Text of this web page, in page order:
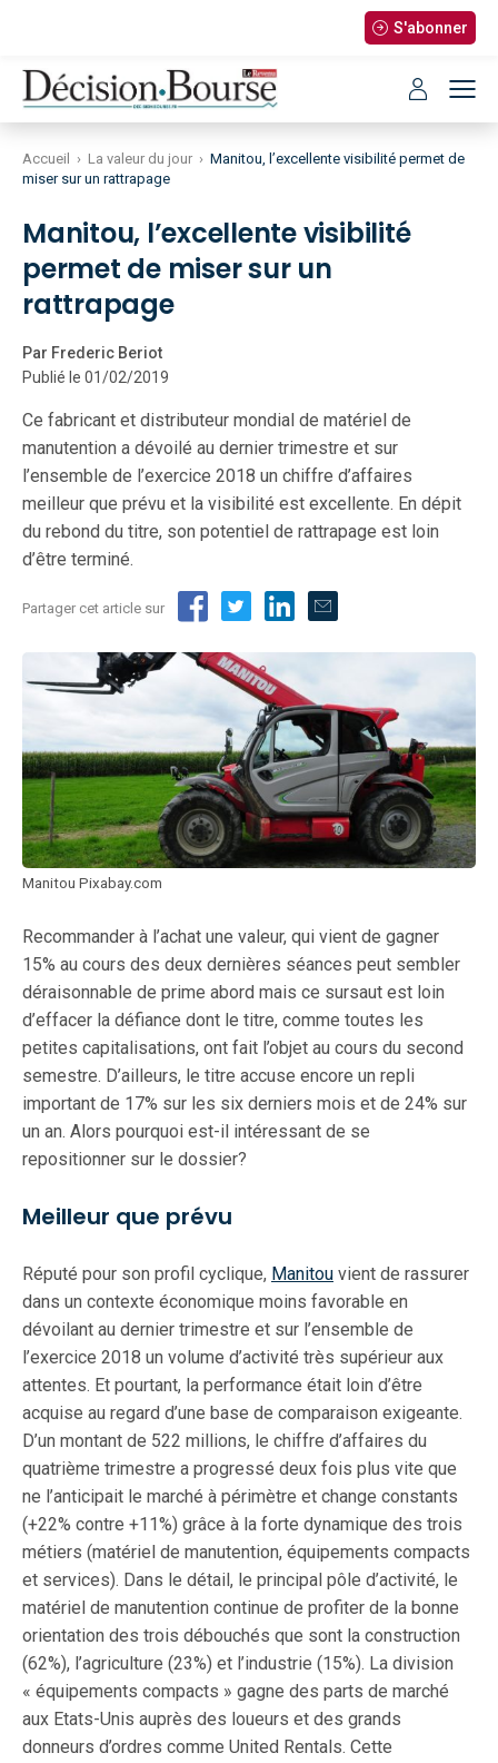
S'abonner
Accueil › La valeur du jour › Manitou, l’excellente visibilité permet de
miser sur un rattrapage
Manitou, l’excellente visibilité
permet de miser sur un
rattrapage
Par Frederic Beriot
Publié le 01/02/2019
Ce fabricant et distributeur mondial de matériel de
manutention a dévoilé au dernier trimestre et sur
l’ensemble de l’exercice 2018 un chiffre d’affaires
meilleur que prévu et la visibilité est excellente. En dépit
du rebond du titre, son potentiel de rattrapage est loin
d’être terminé.
Partager cet article sur
Manitou Pixabay.com
Recommander à l’achat une valeur, qui vient de gagner
15% au cours des deux dernières séances peut sembler
déraisonnable de prime abord mais ce sursaut est loin
d’effacer la défiance dont le titre, comme toutes les
petites capitalisations, ont fait l’objet au cours du second
semestre. D’ailleurs, le titre accuse encore un repli
important de 17% sur les six derniers mois et de 24% sur
un an. Alors pourquoi est-il intéressant de se
repositionner sur le dossier?
Meilleur que prévu
Réputé pour son profil cyclique, Manitou vient de rassurer
dans un contexte économique moins favorable en
dévoilant au dernier trimestre et sur l’ensemble de
l’exercice 2018 un volume d’activité très supérieur aux
attentes. Et pourtant, la performance était loin d’être
acquise au regard d’une base de comparaison exigeante.
D’un montant de 522 millions, le chiffre d’affaires du
quatrième trimestre a progressé deux fois plus vite que
ne l’anticipait le marché à périmètre et change constants
(+22% contre +11%) grâce à la forte dynamique des trois
métiers (matériel de manutention, équipements compacts
et services). Dans le détail, le principal pôle d’activité, le
matériel de manutention continue de profiter de la bonne
orientation des trois débouchés que sont la construction
(62%), l’agriculture (23%) et l’industrie (15%). La division
« équipements compacts » gagne des parts de marché
aux Etats-Unis auprès des loueurs et des grands
donneurs d’ordres comme United Rentals. Cette